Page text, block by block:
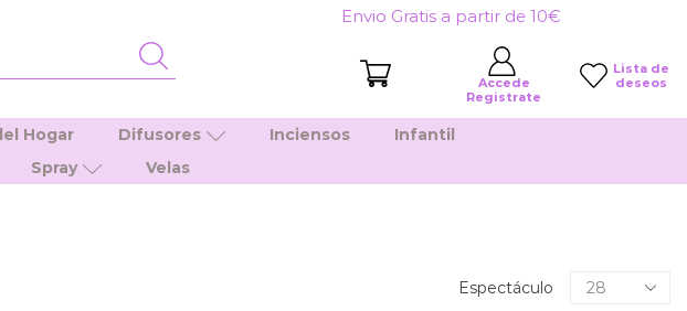
Envio Gratis a partir de 10€
Accede
Registrate
Lista de
deseos
Hogar Difusores Inciensos
Infantil
Spray Velas
Espectáculo
Productos